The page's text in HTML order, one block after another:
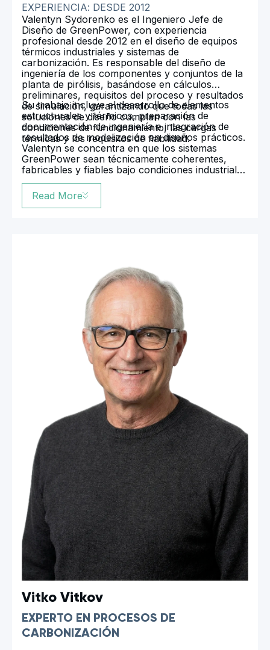
EXPERIENCIA: DESDE 2012
Valentyn Sydorenko es el Ingeniero Jefe de
Diseño de GreenPower, con experiencia
profesional desde 2012 en el diseño de equipos
térmicos industriales y sistemas de
carbonización. Es responsable del diseño de
ingeniería de los componentes y conjuntos de la
planta de pirólisis, basándose en cálculos
preliminares, requisitos del proceso y resultados
de simulación, garantizando que todas las
soluciones de diseño cumplan con las
condiciones de funcionamiento, las cargas
térmicas y los requisitos de fiabilidad.
Su trabajo incluye el desarrollo de elementos
estructurales y térmicos, preparación de
documentación de ingeniería e integración de
resultados de modelización en diseños prácticos.
Valentyn se concentra en que los sistemas
GreenPower sean técnicamente coherentes,
fabricables y fiables bajo condiciones industriales
reales, vinculando eficazmente los cálculos de
ingeniería con los equipos implementados.
Read More
Vitko Vitkov
EXPERTO EN PROCESOS DE
CARBONIZACIÓN